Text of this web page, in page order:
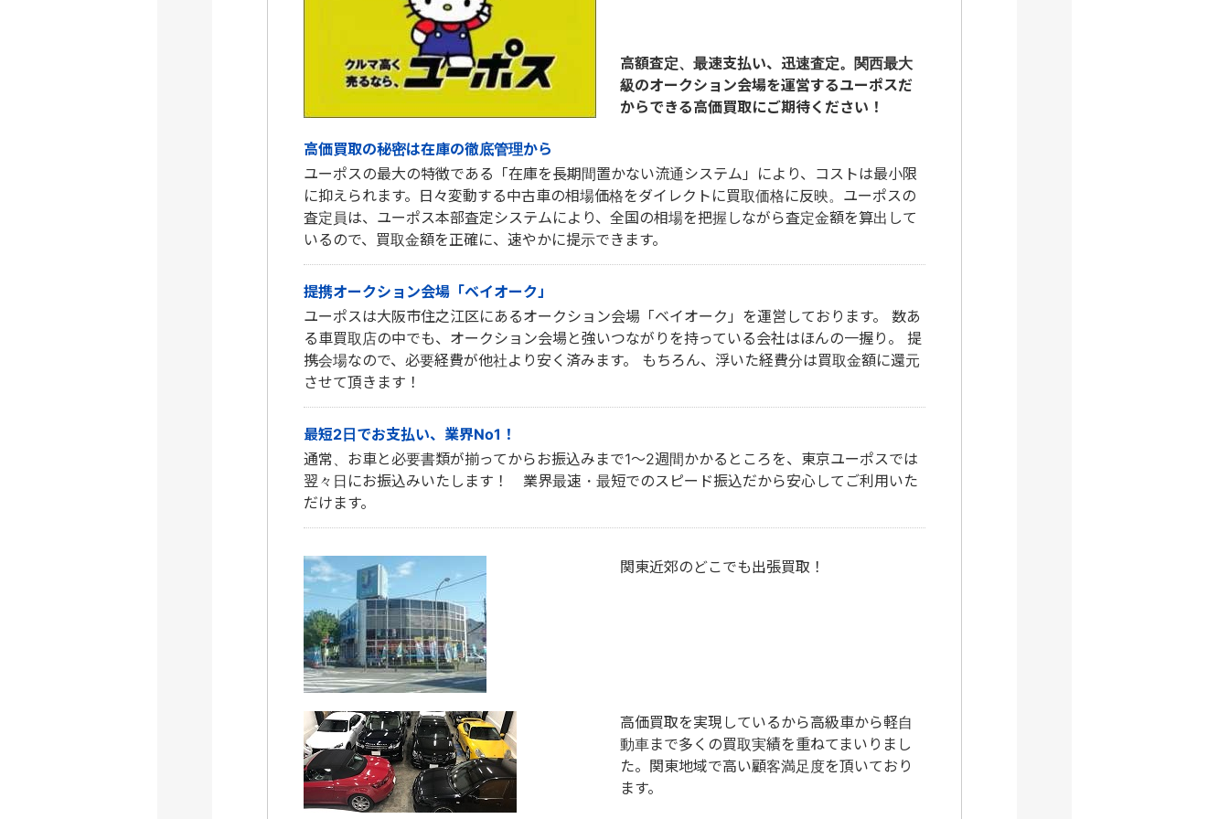
高額査定、最速支払い、迅速査定。関西最大
級のオークション会場を運営するユーポスだ
からできる高価買取にご期待ください！
高価買取の秘密は在庫の徹底管理から
ユーポスの最大の特徴である「在庫を長期間置かない流通システム」により、コストは最小限
に抑えられます。日々変動する中古車の相場価格をダイレクトに買取価格に反映。ユーポスの
査定員は、ユーポス本部査定システムにより、全国の相場を把握しながら査定金額を算出して
いるので、買取金額を正確に、速やかに提示できます。
提携オークション会場「ベイオーク」
ユーポスは大阪市住之江区にあるオークション会場「ベイオーク」を運営しております。 数あ
る車買取店の中でも、オークション会場と強いつながりを持っている会社はほんの一握り。 提
携会場なので、必要経費が他社より安く済みます。 もちろん、浮いた経費分は買取金額に還元
させて頂きます！
最短2日でお支払い、業界No1！
通常、お車と必要書類が揃ってからお振込みまで1～2週間かかるところを、東京ユーポスでは
翌々日にお振込みいたします！ 業界最速・最短でのスピード振込だから安心してご利用いた
だけます。
関東近郊のどこでも出張買取！
高価買取を実現しているから高級車から軽自
動車まで多くの買取実績を重ねてまいりまし
た。関東地域で高い顧客満足度を頂いており
ます。